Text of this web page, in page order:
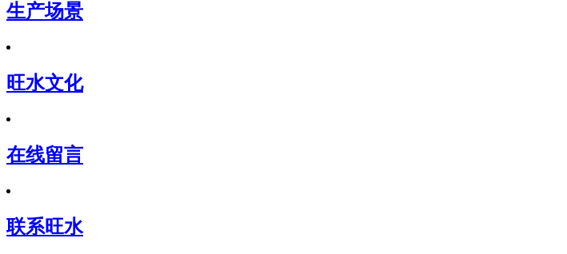
生产场景
旺水文化
在线留言
联系旺水